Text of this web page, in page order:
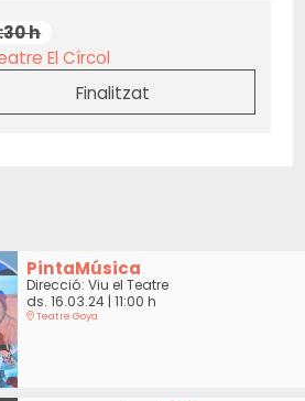
h
El Círcol
Finalitzat
PintaMúsica
Direcció: Viu el Teatre
ds. 16.03.24| 11:00 h
Teatre Goya